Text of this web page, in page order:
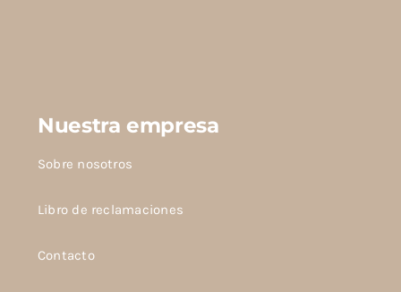
Nuestra empresa
Sobre nosotros
Libro de reclamaciones
Contacto